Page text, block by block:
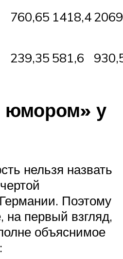
760,65 1418,4
239,35 581,6
юмором» у
нельзя назвать
Поэтому
на первый взгляд,
объяснимое